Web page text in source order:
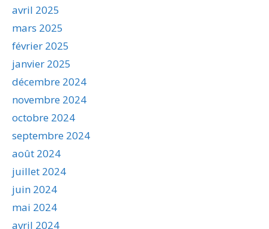
avril 2025
mars 2025
février 2025
janvier 2025
décembre 2024
novembre 2024
octobre 2024
septembre 2024
août 2024
juillet 2024
juin 2024
mai 2024
avril 2024